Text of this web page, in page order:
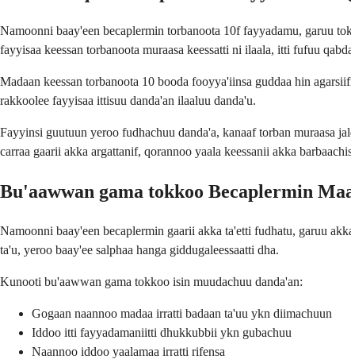
Namoonni baay'een becaplermin torbanoota 10f fayyadamu, garuu
fayyisaa keessan torbanoota muraasa keessatti ni ilaala, itti fufuu
Madaan keessan torbanoota 10 booda fooyya'iinsa guddaa hin
rakkoolee fayyisaa ittisuu danda'an ilaaluu danda'u.
Fayyinsi guutuun yeroo fudhachuu danda'a, kanaaf torban muraasa
carraa gaarii akka argattanif, qorannoo yaala keessanii akka
Bu'aawwan gama tokkoo Becaplermin
Namoonni baay'een becaplermin gaarii akka ta'etti fudhatu, garuu
ta'u, yeroo baay'ee salphaa hanga giddugaleessaatti dha.
Kunooti bu'aawwan gama tokkoo isin muudachuu danda'an:
Gogaan naannoo madaa irratti badaan ta'uu ykn diimachuun
Iddoo itti fayyadamaniitti dhukkubbii ykn gubachuu
Naannoo iddoo yaalamaa irratti rifensa